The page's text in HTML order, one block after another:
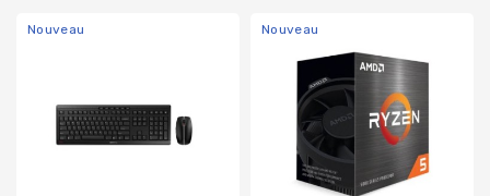
Nouveau Nouveau